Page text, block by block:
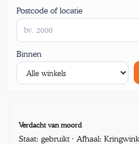
Postcode of locatie
Binnen
Verdacht van moord
Staat: gebruikt · Afhaal: